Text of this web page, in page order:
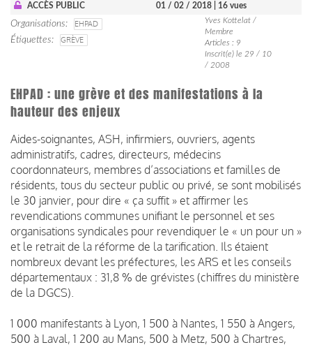
ACCÈS PUBLIC 01 / 02 / 2018 | 16 vues
Organisations
EHPAD
Étiquettes
GRÈVE
Yves Kottelat /
Membre
Articles : 9
Inscrit(e) le 29 / 10
/ 2008
EHPAD : une grève et des manifestations à la
hauteur des enjeux
Aides-soignantes, ASH, infirmiers, ouvriers, agents
administratifs, cadres, directeurs, médecins
coordonnateurs, membres d’associations et familles de
résidents, tous du secteur public ou privé, se sont mobilisés
le 30 janvier, pour dire « ça suffit » et affirmer les
revendications communes unifiant le personnel et ses
organisations syndicales pour revendiquer le « un pour un »
et le retrait de la réforme de la tarification. Ils étaient
nombreux devant les préfectures, les ARS et les conseils
départementaux : 31,8 % de grévistes (chiffres du ministère
de la DGCS).
1 000 manifestants à Lyon, 1 500 à Nantes, 1 550 à Angers,
500 à Laval, 1 200 au Mans, 500 à Metz, 500 à Chartres,